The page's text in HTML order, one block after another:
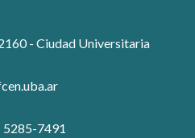
- Ciudad Universitaria
5285-7491